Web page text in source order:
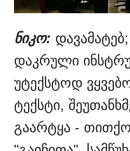
ნიკო:
დაკრული
უტექსტოდ
ტექსტი,
გაარტყა -